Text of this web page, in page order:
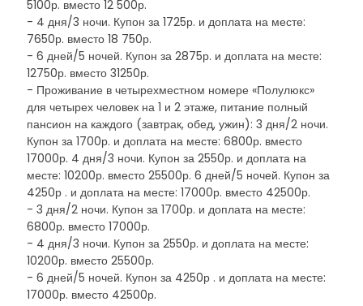
5100р. вместо 12 500р.
- 4 дня/3 ночи. Купон за 1725р. и доплата на месте:
7650р. вместо 18 750р.
- 6 дней/5 ночей. Купон за 2875р. и доплата на месте:
12750р. вместо 31250р.
- Проживание в четырехместном номере «Полулюкс»
для четырех человек на 1 и 2 этаже, питание полный
пансион на каждого (завтрак, обед, ужин): 3 дня/2 ночи.
Купон за 1700р. и доплата на месте: 6800р. вместо
17000р. 4 дня/3 ночи. Купон за 2550р. и доплата на
месте: 10200р. вместо 25500р. 6 дней/5 ночей. Купон за
4250р . и доплата на месте: 17000р. вместо 42500р.
- 3 дня/2 ночи. Купон за 1700р. и доплата на месте:
6800р. вместо 17000р.
- 4 дня/3 ночи. Купон за 2550р. и доплата на месте:
10200р. вместо 25500р.
- 6 дней/5 ночей. Купон за 4250р . и доплата на месте:
17000р. вместо 42500р.